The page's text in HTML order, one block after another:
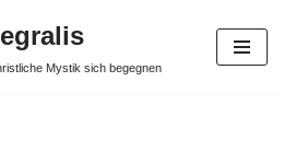
Mystik sich begegnen